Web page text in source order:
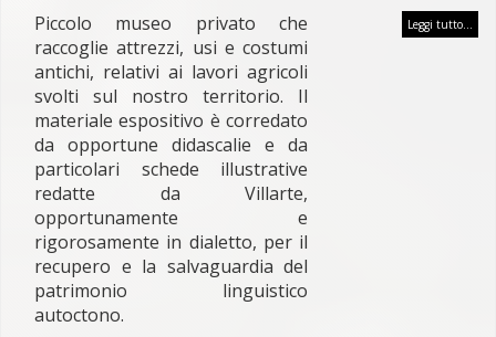
Piccolo museo privato che
raccoglie attrezzi, usi e costumi
antichi, relativi ai lavori agricoli
svolti sul nostro territorio. Il
materiale espositivo è corredato
da opportune didascalie e da
particolari schede illustrative
redatte da Villarte,
opportunamente e
rigorosamente in dialetto, per il
recupero e la salvaguardia del
patrimonio linguistico
autoctono.
Leggi tutto...